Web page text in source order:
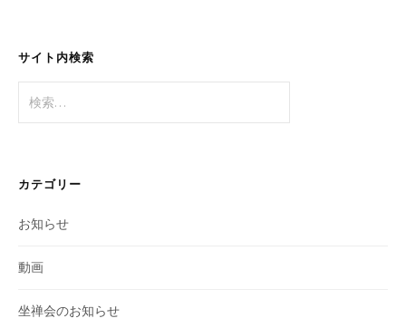
サイト内検索
索:
カテゴリー
お知らせ
動画
坐禅会のお知らせ